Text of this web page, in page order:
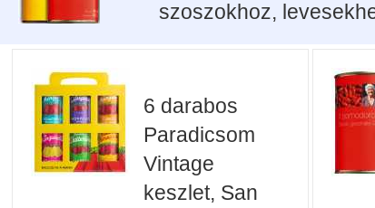
szoszokhoz,
6 darabos
Paradicsom
Vintage
keszlet, San